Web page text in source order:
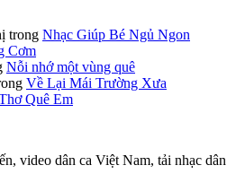
trong Nhạc Giúp Bé Ngủ Ngon
Cơm
Nỗi nhớ một vùng quê
Về Lại Mái Trường Xưa
Quê Em
video dân ca Việt Nam, tải nhạc dân